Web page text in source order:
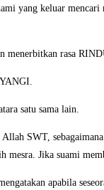
yang keluar mencari
menerbitkan rasa
satu sama lain.
SWT, sebagaimana
mesra. Jika suami
apabila